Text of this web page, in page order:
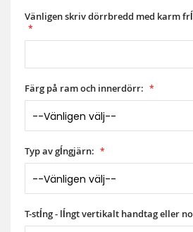
Vänligen skriv dörrbredd med karm
Färg på ram och innerdörr:
Typ av gĺngjärn:
T-stĺng - lĺngt vertikalt handtag eller